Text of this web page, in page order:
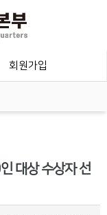
회원가입
대상 수상자 선